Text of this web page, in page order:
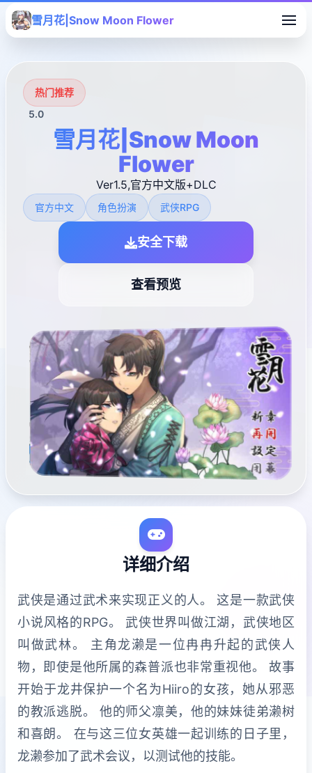
雪月花|Snow Moon Flower
热门推荐
5.0
雪月花|Snow Moon
Flower
Ver1.5,官方中文版+DLC
官方中文 角色扮演 武侠RPG
安全下载
查看预览
详细介绍
武侠是通过武术来实现正义的人。 这是一款武侠
小说风格的RPG。 武侠世界叫做江湖，武侠地区
叫做武林。 主角龙濑是一位冉冉升起的武侠人
物，即使是他所属的森普派也非常重视他。 故事
开始于龙井保护一个名为Hiiro的女孩，她从邪恶
的教派逃脱。 他的师父凛美，他的妹妹徒弟濑树
和喜朗。 在与这三位女英雄一起训练的日子里，
龙濑参加了武术会议，以测试他的技能。